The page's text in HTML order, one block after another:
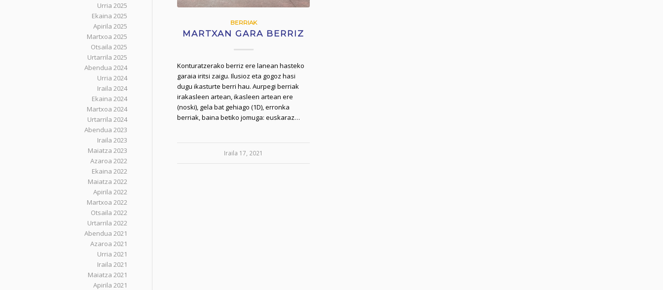
BERRIAK
MARTXAN GARA BERRIZ
Konturatzerako berriz ere lanean hasteko
garaia iritsi zaigu. Ilusioz eta gogoz hasi
dugu ikasturte berri hau. Aurpegi berriak
irakasleen artean, ikasleen artean ere
(noski), gela bat gehiago (1D), erronka
berriak, baina betiko jomuga: euskaraz…
Iraila 17, 2021
Urria 2025
Ekaina 2025
Apirila 2025
Martxoa 2025
Otsaila 2025
Urtarrila 2025
Abendua 2024
Urria 2024
Iraila 2024
Ekaina 2024
Martxoa 2024
Urtarrila 2024
Abendua 2023
Iraila 2023
Maiatza 2023
Azaroa 2022
Ekaina 2022
Maiatza 2022
Apirila 2022
Martxoa 2022
Otsaila 2022
Urtarrila 2022
Abendua 2021
Azaroa 2021
Urria 2021
Iraila 2021
Maiatza 2021
Apirila 2021